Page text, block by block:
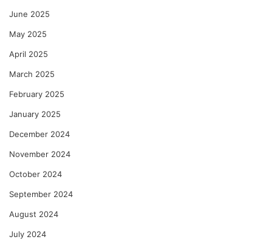
June 2025
May 2025
April 2025
March 2025
February 2025
January 2025
December 2024
November 2024
October 2024
September 2024
August 2024
July 2024